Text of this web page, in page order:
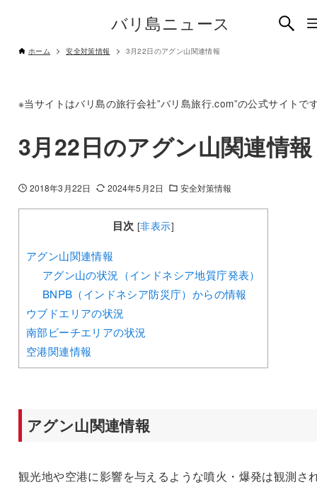
バリ島ニュース
ホーム 安全対策情報 3月22日のアグン山関連情報
※当サイトはバリ島の旅行会社”バリ島旅行.com”の公式サイトで
3月22日のアグン山関連情報
2018年3月22日 2024年5月2日 安全対策情報
目次 [非表示]
アグン山関連情報
アグン山の状況（インドネシア地質庁発表）
BNPB（インドネシア防災庁）からの情報
ウブドエリアの状況
南部ビーチエリアの状況
空港関連情報
アグン山関連情報
観光地や空港に影響を与えるような噴火・爆発は観測さ